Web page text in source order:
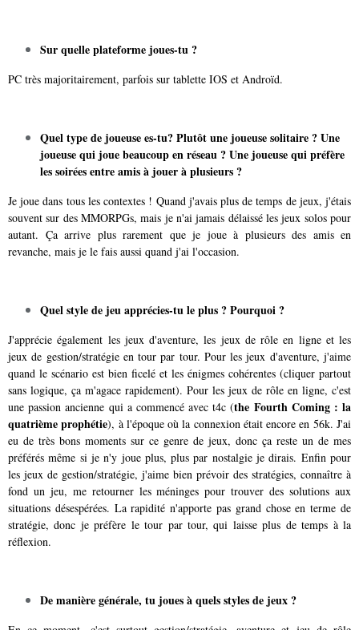
Sur quelle plateforme joues-tu ?
PC très majoritairement, parfois sur tablette IOS et Androïd.
Quel type de joueuse es-tu? Plutôt une joueuse solitaire ? Une
joueuse qui joue beaucoup en réseau ? Une joueuse qui préfère
les soirées entre amis à jouer à plusieurs ?
Je joue dans tous les contextes ! Quand j'avais plus de temps de jeux, j'étais
souvent sur des MMORPGs, mais je n'ai jamais délaissé les jeux solos pour
autant. Ça arrive plus rarement que je joue à plusieurs des amis en
revanche, mais je le fais aussi quand j'ai l'occasion.
Quel style de jeu apprécies-tu le plus ? Pourquoi ?
J'apprécie également les jeux d'aventure, les jeux de rôle en ligne et les
jeux de gestion/stratégie en tour par tour. Pour les jeux d'aventure, j'aime
quand le scénario est bien ficelé et les énigmes cohérentes (cliquer partout
sans logique, ça m'agace rapidement). Pour les jeux de rôle en ligne, c'est
une passion ancienne qui a commencé avec t4c (the Fourth Coming : la
quatrième prophétie), à l'époque où la connexion était encore en 56k. J'ai
eu de très bons moments sur ce genre de jeux, donc ça reste un de mes
préférés même si je n'y joue plus, plus par nostalgie je dirais. Enfin pour
les jeux de gestion/stratégie, j'aime bien prévoir des stratégies, connaître à
fond un jeu, me retourner les méninges pour trouver des solutions aux
situations désespérées. La rapidité n'apporte pas grand chose en terme de
stratégie, donc je préfère le tour par tour, qui laisse plus de temps à la
réflexion.
De manière générale, tu joues à quels styles de jeux ?